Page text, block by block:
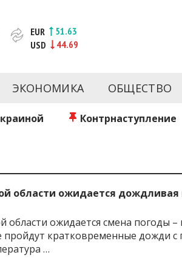
и сайт новостей города
области за день. Информация и
о событиях города
EUR
51.63
USD
44.69
ЭКОНОМИКА ОБЩЕСТВО
Контрнаступление
области ожидается дождливая
области ожидается смена погоды
пройдут кратковременные дожди с
…